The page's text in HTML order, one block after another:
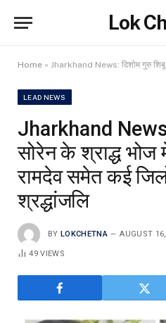
Lok
Home » Jharkhand News: दिशोम गुरु शिबू सोरेन के श्राद्ध भोज में
LEAD NEWS
Jharkhand
सोरेन के श्राद्ध भोज
रामदेव समेत कई
श्रद्धांजलि
BY LOKCHETNA AUGUST
49VIEWS